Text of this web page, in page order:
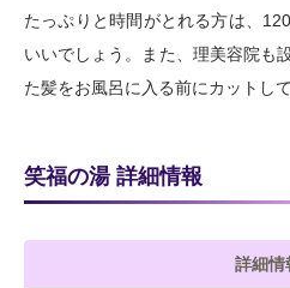
たっぷりと時間がとれる方は、
いいでしょう。また、理美容院も
た髪をお風呂に入る前にカットし
笑福の湯 詳細情報
詳細情